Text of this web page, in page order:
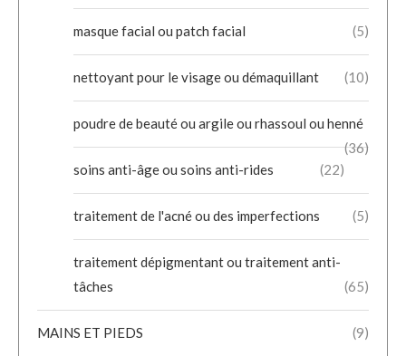
masque facial ou patch facial (5)
nettoyant pour le visage ou démaquillant (10)
poudre de beauté ou argile ou rhassoul ou henné
(36)
soins anti-âge ou soins anti-rides
(22)
traitement de l'acné ou des imperfections (5)
traitement dépigmentant ou traitement anti-
tâches
(65)
MAINS ET PIEDS (9)